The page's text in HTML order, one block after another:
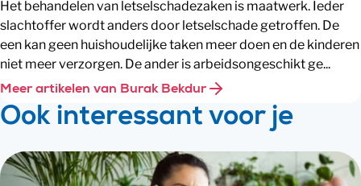
Het behandelen van letselschadezaken is maatwerk. Ieder
slachtoffer wordt anders door letselschade getroffen. De
een kan geen huishoudelijke taken meer doen en de kinderen
niet meer verzorgen. De ander is arbeidsongeschikt ge...
Meer artikelen van Burak Bekdur
Ook interessant voor je